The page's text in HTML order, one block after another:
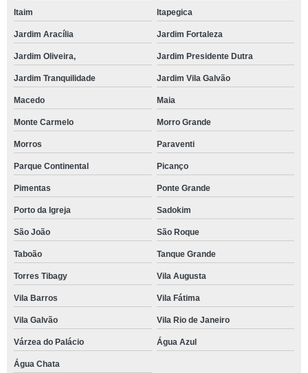
Itaim Itapegica
Jardim Aracília Jardim Fortaleza
Jardim Oliveira, Jardim Presidente Dutra
Jardim Tranquilidade Jardim Vila Galvão
Macedo Maia
Monte Carmelo Morro Grande
Morros Paraventi
Parque Continental Picanço
Pimentas Ponte Grande
Porto da Igreja Sadokim
São João São Roque
Taboão Tanque Grande
Torres Tibagy Vila Augusta
Vila Barros Vila Fátima
Vila Galvão Vila Rio de Janeiro
Várzea do Palácio Água Azul
Água Chata